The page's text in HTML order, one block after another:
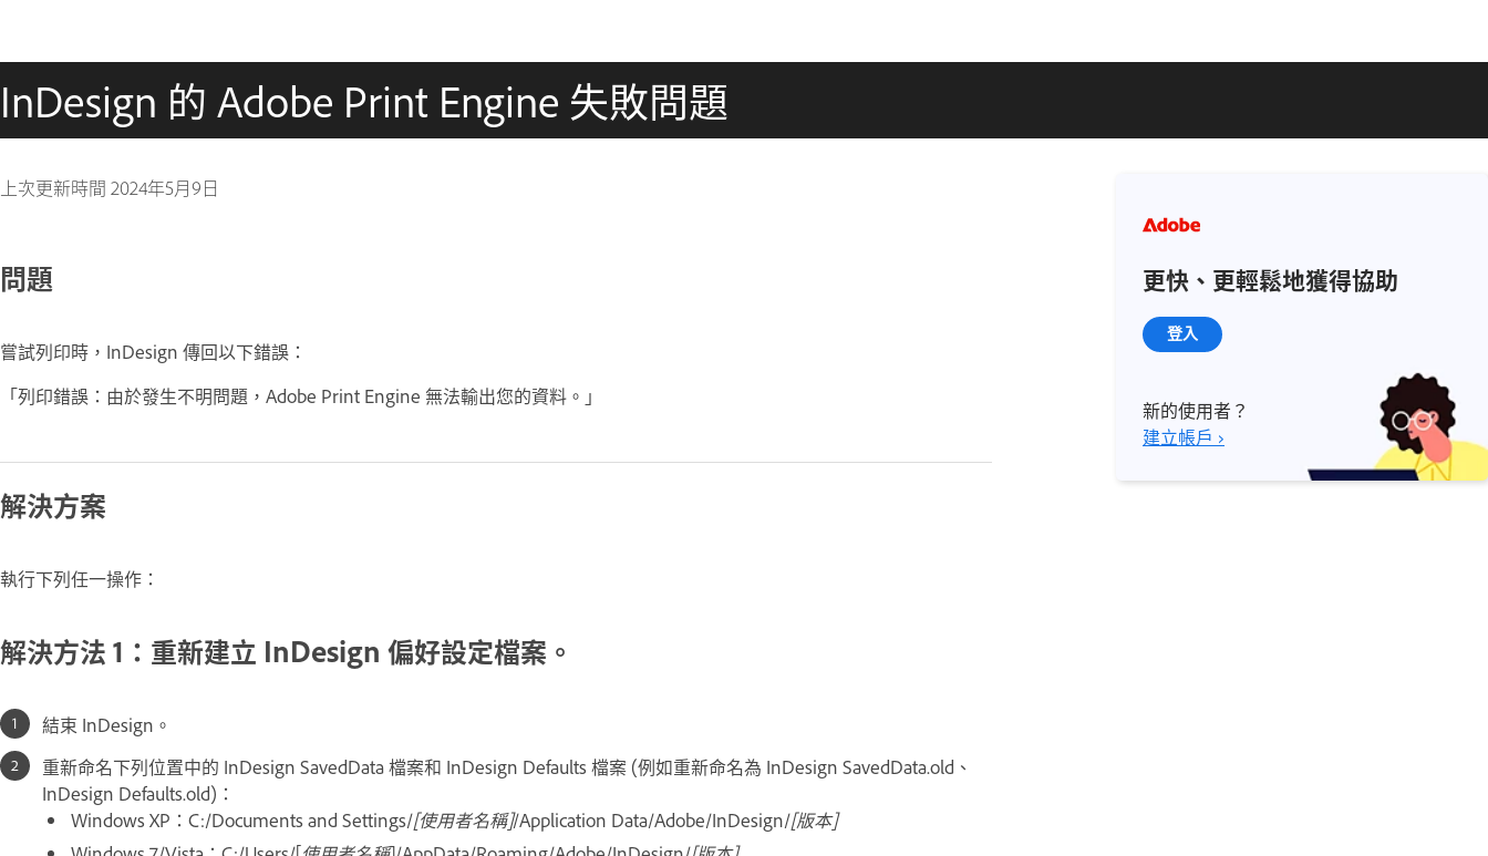
InDesign 的 Adobe Print Engine 失敗問題
上次更新時間 2024年5月9日
問題
嘗試列印時，InDesign 傳回以下錯誤：
「列印錯誤：由於發生不明問題，Adobe Print Engine 無法輸出您的資料。」
解決方案
執行下列任一操作：
解決方法 1：重新建立 InDesign 偏好設定檔案。
結束 InDesign。
重新命名下列位置中的 InDesign SavedData 檔案和 InDesign Defaults 檔案 (例如重新命名為 InDesign SavedData.old、
InDesign Defaults.old)：
Windows XP：C:/Documents and Settings/[使用者名稱]/Application Data/Adobe/InDesign/[版本]
更快、更輕鬆地獲得協助
登入
新的使用者？
建立帳戶 ›